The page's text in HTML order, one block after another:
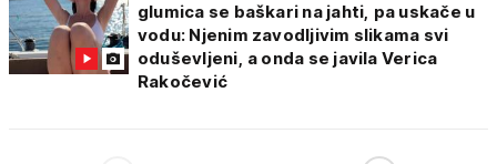
glumica se baškari na jahti, pa uskače u
vodu: Njenim zavodljivim slikama svi
oduševljeni, a onda se javila Verica
Rakočević